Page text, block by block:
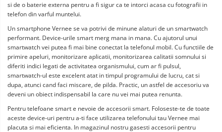
si de o baterie externa pentru a fi sigur ca te intorci acasa cu fotografii in
telefon din varful muntelui.
Un smartphone Vernee se va potrivi de minune alaturi de un smartwatch
performant. Device-urile smart merg mana in mana. Cu ajutorul unui
smartwatch vei putea fi mai bine conectat la telefonul mobil. Cu functiile de
primire apeluri, monitorizare aplicatii, monitorizarea calitatii somnului si
diferiti indici legati de activitatea organismului, cum ar fi pulsul,
smartwatch-ul este excelent atat in timpul programului de lucru, cat si
dupa, atunci cand faci miscare, de pilda. Practic, un astfel de accesoriu va
deveni un obiect indispensabil la care nu vei mai putea renunta.
Pentru telefoane smart e nevoie de accesorii smart. Foloseste-te de toate
aceste device-uri pentru a-ti face utilizarea telefonului tau Vernee mai
placuta si mai eficienta. In magazinul nostru gasesti accesorii pentru